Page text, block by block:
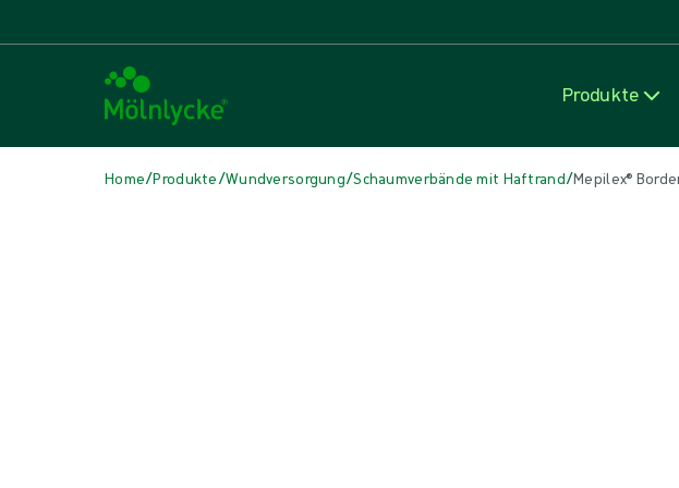
Produkte
Home/Produkte/Wundversorgung/Schaumverbände mit Haftrand/Mepilex®